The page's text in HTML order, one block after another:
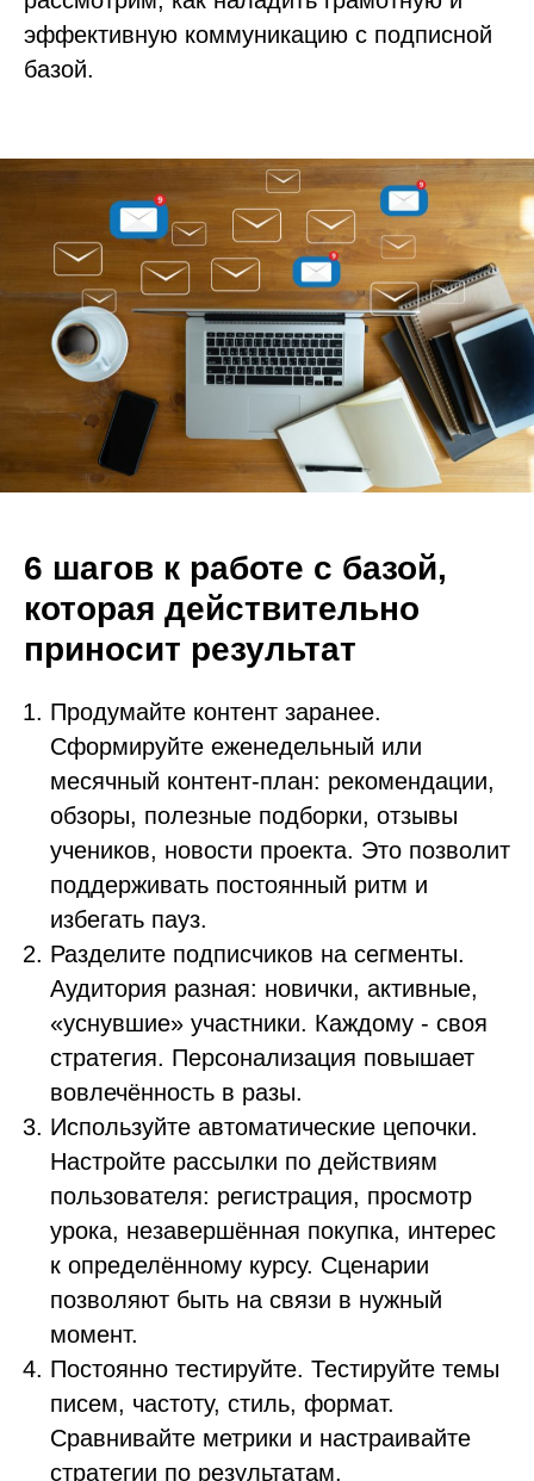
эффективную коммуникацию с подписной
базой.
6 шагов к работе с базой,
которая действительно
приносит результат
Продумайте контент заранее.
Сформируйте еженедельный или
месячный контент-план: рекомендации,
обзоры, полезные подборки, отзывы
учеников, новости проекта. Это позволит
поддерживать постоянный ритм и
избегать пауз.
Разделите подписчиков на сегменты.
Аудитория разная: новички, активные,
«уснувшие» участники. Каждому - своя
стратегия. Персонализация повышает
вовлечённость в разы.
Используйте автоматические цепочки.
Настройте рассылки по действиям
пользователя: регистрация, просмотр
урока, незавершённая покупка, интерес
к определённому курсу. Сценарии
позволяют быть на связи в нужный
момент.
Постоянно тестируйте. Тестируйте темы
писем, частоту, стиль, формат.
Сравнивайте метрики и настраивайте
стратегии по результатам.